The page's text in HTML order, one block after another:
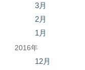
3月
2月
1月
2016年
12月